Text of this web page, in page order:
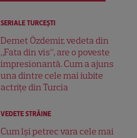
SERIALE TURCEŞTI
Demet Özdemir, vedeta din
„Fata din vis”, are o poveste
impresionantă. Cum a ajuns
una dintre cele mai iubite
actrițe din Turcia
VEDETE STRĂINE
Cum își petrec vara cele mai